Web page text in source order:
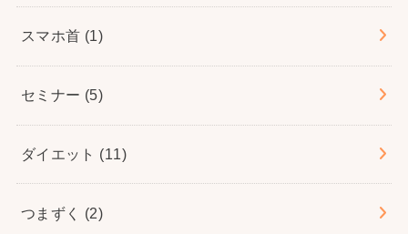
スマホ首 (1)
セミナー (5)
ダイエット (11)
つまずく (2)